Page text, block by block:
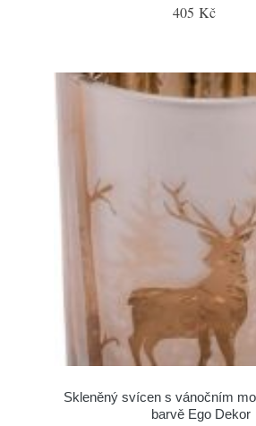
405 Kč
Skleněný svícen s vánočním
barvě Ego Dekor